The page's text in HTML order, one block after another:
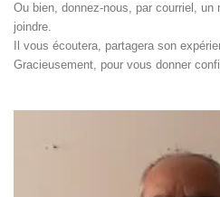
Ou bien, donnez-nous, par courriel, un
joindre.
Il vous écoutera, partagera son
Gracieusement, pour vous donner